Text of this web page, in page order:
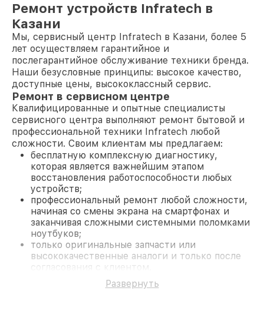
Ремонт устройств Infratech в
Казани
Мы, сервисный центр Infratech в Казани, более 5
лет осуществляем гарантийное и
послегарантийное обслуживание техники бренда.
Наши безусловные принципы: высокое качество,
доступные цены, высококлассный сервис.
Ремонт в сервисном центре
Квалифицированные и опытные специалисты
сервисного центра выполняют ремонт бытовой и
профессиональной техники Infratech любой
сложности. Своим клиентам мы предлагаем:
бесплатную комплексную диагностику,
которая является важнейшим этапом
восстановления работоспособности любых
устройств;
профессиональный ремонт любой сложности,
начиная со смены экрана на смартфонах и
заканчивая сложными системными поломками
ноутбуков;
только оригинальные запчасти или
высококачественные аналоги и только после
согласования с клиентом.
На все работы и замененные комплектующие
предоставляется длительная гарантия. В случае
Развернуть